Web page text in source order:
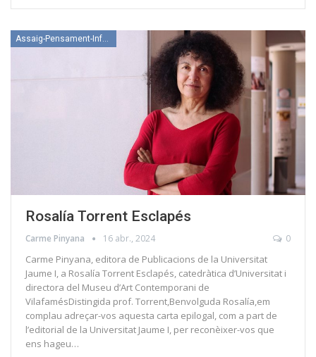
Assaig-Pensament-Informació
Rosalía Torrent Esclapés
Carme Pinyana 16 abr., 2024 0
Carme Pinyana, editora de Publicacions de la Universitat
Jaume I, a Rosalía Torrent Esclapés, catedràtica d’Universitat i
directora del Museu d’Art Contemporani de
VilafamésDistingida prof. Torrent,Benvolguda Rosalía,em
complau adreçar-vos aquesta carta epilogal, com a part de
l’editorial de la Universitat Jaume I, per reconèixer-vos que
ens hageu…